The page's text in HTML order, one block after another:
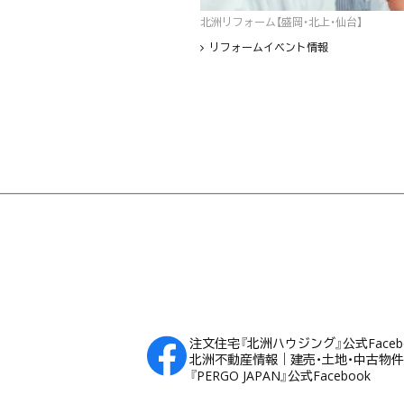
北洲リフォーム【盛岡・北上・仙台】
リフォームイベント情報
フッター
注文住宅『北洲ハウジング』公式
北洲不動産情報｜建売・土地・中古物
『PERGO JAPAN』公式Facebook